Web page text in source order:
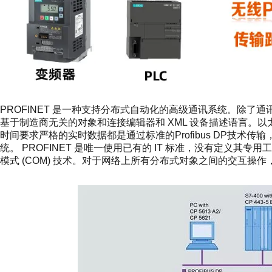
PROFINET 是一种支持分布式自动化的高级通讯系统。除了
基于制造商无关的对象和连接编辑器和 XML 设备描述语言。
时间要求严格的实时数据都是通过标准的Profibus DP技术传
统。 PROFINET 是唯一使用已有的 IT 标准，没有定义其专用
模式 (COM) 技术。对于网络上所有分布式对象之间的交互操